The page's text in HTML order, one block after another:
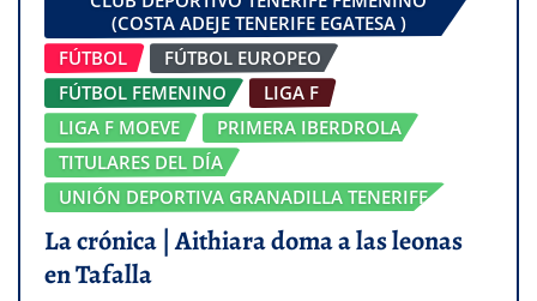
(COSTA ADEJE TENERIFE EGATESA )
FÚTBOL
FÚTBOL EUROPEO
FÚTBOL FEMENINO
LIGA F
LIGA F MOEVE
PRIMERA IBERDROLA
TITULARES DEL DÍA
UNIÓN DEPORTIVA GRANADILLA TENERIFE
La crónica | Aithiara doma a las leonas
en Tafalla